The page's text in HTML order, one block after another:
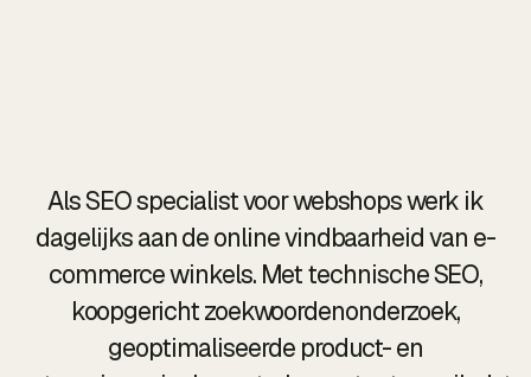
Als SEO specialist voor webshops werk ik
dagelijks aan de online vindbaarheid van e-
commerce winkels. Met technische SEO,
koopgericht zoekwoordenonderzoek,
geoptimaliseerde product- en